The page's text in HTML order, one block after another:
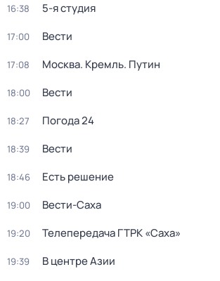
16:38 5-я студия
17:00 Вести
17:08 Москва. Кремль. Путин
18:00 Вести
18:27 Погода 24
18:39 Вести
18:46 Есть решение
19:00 Вести-Саха
19:20 Телепередача ГТРК «Саха»
19:39 В центре Азии